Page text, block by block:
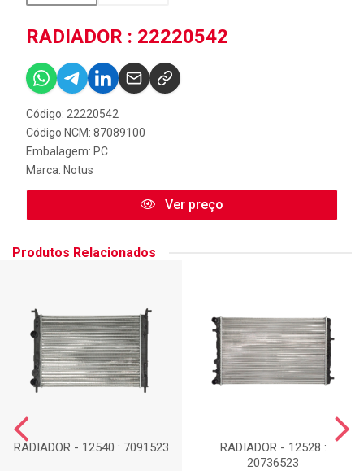
RADIADOR : 22220542
Código: 22220542
Código NCM: 87089100
Embalagem: PC
Marca: Notus
Ver preço
Produtos Relacionados
RADIADOR - 12540 : 7091523
RADIADOR - 12528 :
20736523